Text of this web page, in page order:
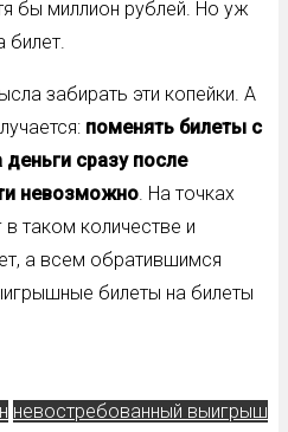
бы миллион рублей. Но уж
билет.
забирать эти копейки. А
поменять билеты с
сразу после
невозможно . На точках
в таком количестве и
а всем обратившимся
билеты на билеты
невостребованный выигрыш